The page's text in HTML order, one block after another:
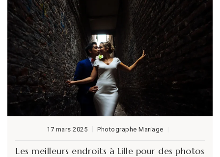
17 mars 2025 Photographe Mariage
Les meilleurs endroits à Lille pour des photos